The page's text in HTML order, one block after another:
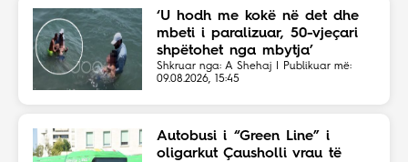
‘U hodh me kokë në det dhe
mbeti i paralizuar, 50-vjeçari
shpëtohet nga mbytja’
Shkruar nga: A Shehaj | Publikuar më:
09.08.2026, 15:45
Autobusi i “Green Line” i
oligarkut Çausholli vrau të